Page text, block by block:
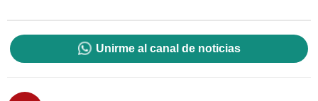
Unirme al canal de noticias